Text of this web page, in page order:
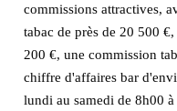
commissions attractives,
tabac de près de 20 500
200 €, une commission
chiffre d'affaires bar
lundi au samedi de 8h00